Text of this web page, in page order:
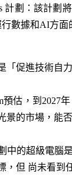
計劃：該計
數據和AI方面
「促進技術自
預估，到2027
景的市場，能
中的超級電腦
，但 尚未看到